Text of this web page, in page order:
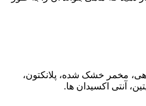
مخمر خشک شده، پلانکتون،
آنتی اکسیدان ها.